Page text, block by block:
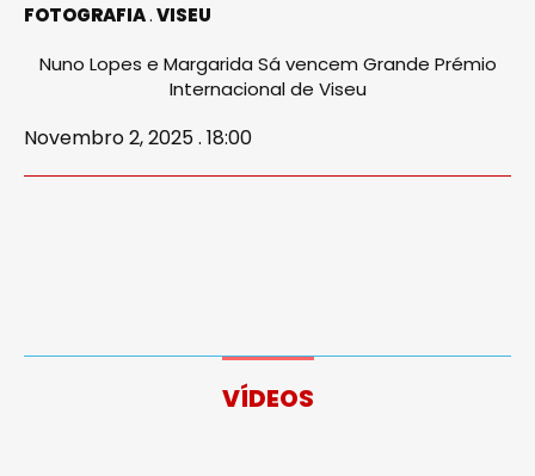
FOTOGRAFIA VISEU
Nuno Lopes e Margarida Sá vencem Grande Prémio
Internacional de Viseu
Novembro 2, 2025 . 18:00
VÍDEOS